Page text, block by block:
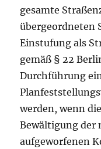
gesamte
übergeordneten
Einstufung als
gemäß § 22
Durchführung
werden, wenn
Bewältigung der
aufgeworfenen